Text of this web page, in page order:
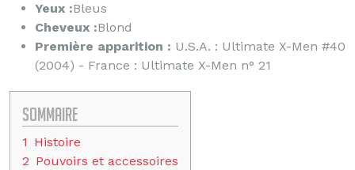
Yeux :Bleus
Cheveux :Blond
Première apparition : U.S.A. : Ultimate X-Men #40
(2004) - France : Ultimate X-Men n° 21
Sommaire
1 Histoire
2 Pouvoirs et accessoires